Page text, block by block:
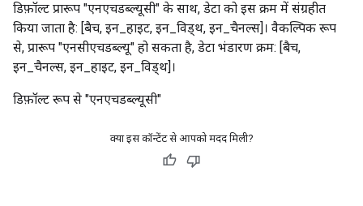
डिफ़ॉल्ट प्रारूप "एनएचडब्ल्यूसी" के साथ, डेटा को इस क्रम में संग्रहीत
किया जाता है: [बैच, इन_हाइट, इन_विड्थ, इन_चैनल्स]। वैकल्पिक रूप
से, प्रारूप "एनसीएचडब्ल्यू" हो सकता है, डेटा भंडारण क्रम: [बैच,
इन_चैनल्स, इन_हाइट, इन_विड्थ]।
डिफ़ॉल्ट रूप से "एनएचडब्ल्यूसी"
क्या इस कॉन्टेंट से आपको मदद मिली?